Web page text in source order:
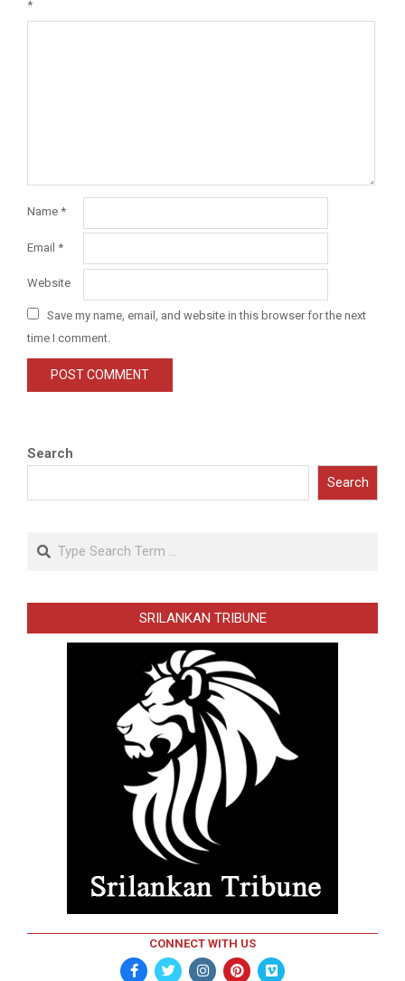
*
Name *
Email *
Website
Save my name, email, and website in this browser for the next
time I comment.
Search
Search
SRILANKAN TRIBUNE
CONNECT WITH US